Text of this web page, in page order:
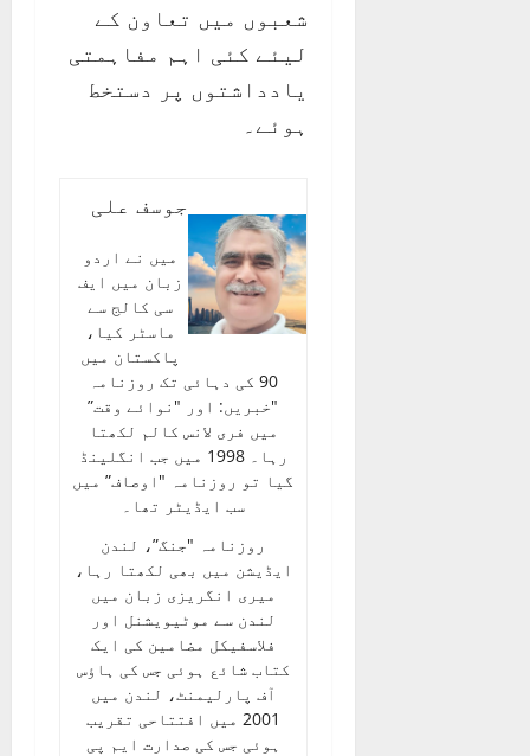
شعبوں میں تعاون کے
لیئے کئی اہم مفاہمتی
یادداشتوں پر دستخط
ہوئے۔
جوسف علی
میں نے اردو
زبان میں ایف
سی کالج سے
ماسٹر کیا،
پاکستان میں
90 کی دہائی تک روزنامہ
"خبریں: اور "نوائے وقت”
میں فری لانس کالم لکھتا
رہا۔ 1998 میں جب انگلینڈ
گیا تو روزنامہ "اوصاف” میں
سب ایڈیٹر تھا۔
روزنامہ "جنگ”، لندن
ایڈیشن میں بھی لکھتا رہا،
میری انگریزی زبان میں
لندن سے موٹیویشنل اور
فلاسفیکل مضامین کی ایک
کتاب شائع ہوئی جس کی ہاؤس
آف پارلیمنٹ، لندن میں
2001 میں افتتاحی تقریب
ہوئی جس کی صدارت ایم پی